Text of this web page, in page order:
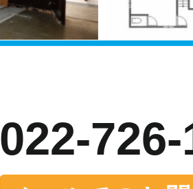
022-